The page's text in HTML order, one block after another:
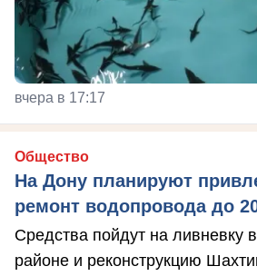
вчера в 17:17
Общество
На Дону планируют
ремонт водопровода до
Средства пойдут на ливневку
районе и реконструкцию